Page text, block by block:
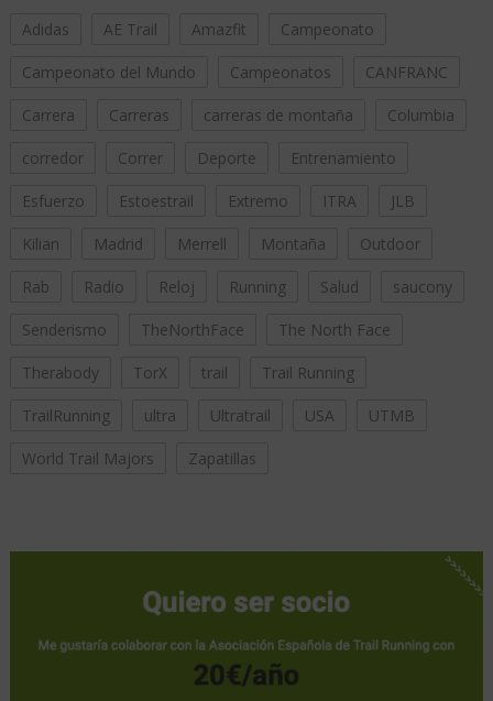
Adidas AE Trail Amazfit Campeonato
Campeonato del Mundo Campeonatos CANFRANC
Carrera Carreras carreras de montaña Columbia
corredor Correr Deporte Entrenamiento
Esfuerzo Estoestrail Extremo ITRA JLB
Kilian Madrid Merrell Montaña Outdoor
Rab Radio Reloj Running Salud saucony
Senderismo TheNorthFace The North Face
Therabody TorX trail Trail Running
TrailRunning ultra Ultratrail USA UTMB
World Trail Majors Zapatillas